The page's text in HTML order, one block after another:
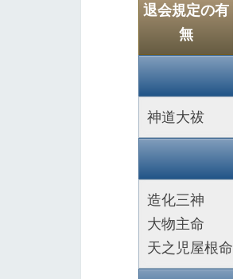
退会規定の有
無
神道大祓
造化三神
大物主命
天之児屋根命